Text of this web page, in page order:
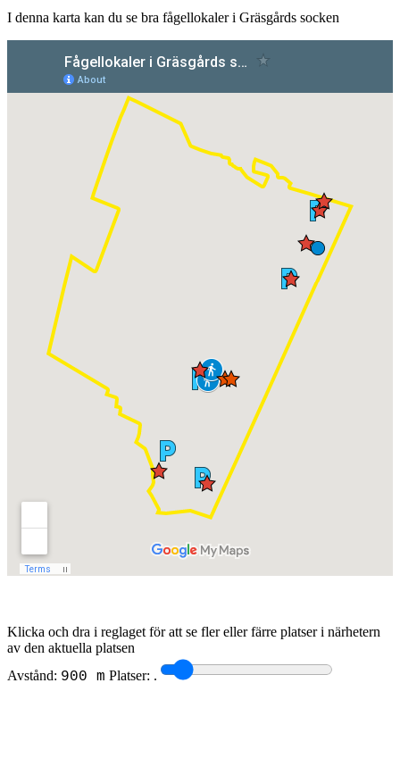
I denna karta kan du se bra fågellokaler i Gräsgårds socken
Klicka och dra i reglaget för att se fler eller färre platser i närhetern
av den aktuella platsen
Avstånd: 900 m Platser: .